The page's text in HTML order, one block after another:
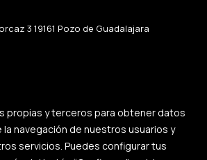
3 19161 Pozo de Guadalajara
propias y terceros para obtener datos
navegación de nuestros usuarios y
servicios. Puedes configurar tus